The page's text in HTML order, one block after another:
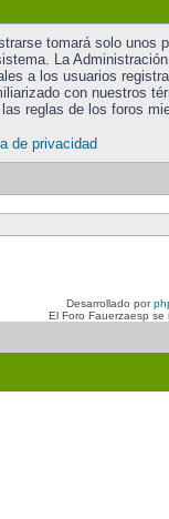
tomará solo unos
La
a los usuarios
con nuestros
reglas de los foros
de privacidad
Desarrollado por
El Foro Fauerzaesp